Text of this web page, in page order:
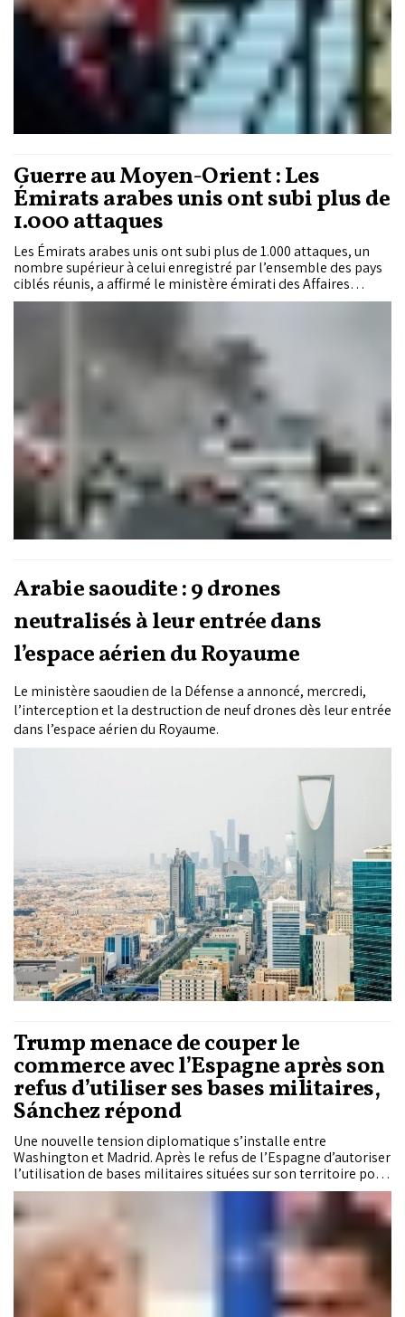
Guerre au Moyen-Orient : Les
Émirats arabes unis ont subi plus de
1.000 attaques
Les Émirats arabes unis ont subi plus de 1.000 attaques, un
nombre supérieur à celui enregistré par l’ensemble des pays
ciblés réunis, a affirmé le ministère émirati des Affaires
étrangères.
Arabie saoudite : 9 drones
neutralisés à leur entrée dans
l’espace aérien du Royaume
Le ministère saoudien de la Défense a annoncé, mercredi,
l’interception et la destruction de neuf drones dès leur entrée
dans l’espace aérien du Royaume.
Trump menace de couper le
commerce avec l’Espagne après son
refus d’utiliser ses bases militaires,
Sánchez répond
Une nouvelle tension diplomatique s’installe entre
Washington et Madrid. Après le refus de l’Espagne d’autoriser
l’utilisation de bases militaires situées sur son territoire pour
des opérations liées aux frappes contre l’Iran, le président
américain Donald Trump a menacé de suspendre les
relations commerciales entre les deux pays. Madrid a réagi en
rappelant que toute évolution des relations commerciales
doit s’inscrire dans le cadre des accords entre les États-Unis
et l’Union européenne et dans le respect du droit
international. Cette séquence ouvre un nouvel épisode de
crispation entre les deux alliés occidentaux.